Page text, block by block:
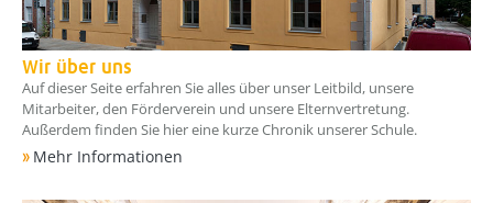
Wir über uns
Auf dieser Seite erfahren Sie alles über unser Leitbild, unsere
Mitarbeiter, den Förderverein und unsere Elternvertretung.
Außerdem finden Sie hier eine kurze Chronik unserer Schule.
Mehr Informationen